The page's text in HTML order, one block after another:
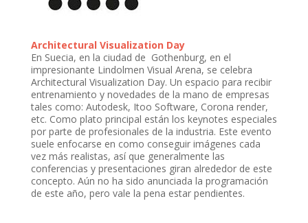
Architectural Visualization Day
En Suecia, en la ciudad de Gothenburg, en el
impresionante Lindolmen Visual Arena, se celebra
Architectural Visualization Day. Un espacio para recibir
entrenamiento y novedades de la mano de empresas
tales como: Autodesk, Itoo Software, Corona render,
etc. Como plato principal están los keynotes especiales
por parte de profesionales de la industria. Este evento
suele enfocarse en como conseguir imágenes cada
vez más realistas, así que generalmente las
conferencias y presentaciones giran alrededor de este
concepto. Aún no ha sido anunciada la programación
de este año, pero vale la pena estar pendientes.